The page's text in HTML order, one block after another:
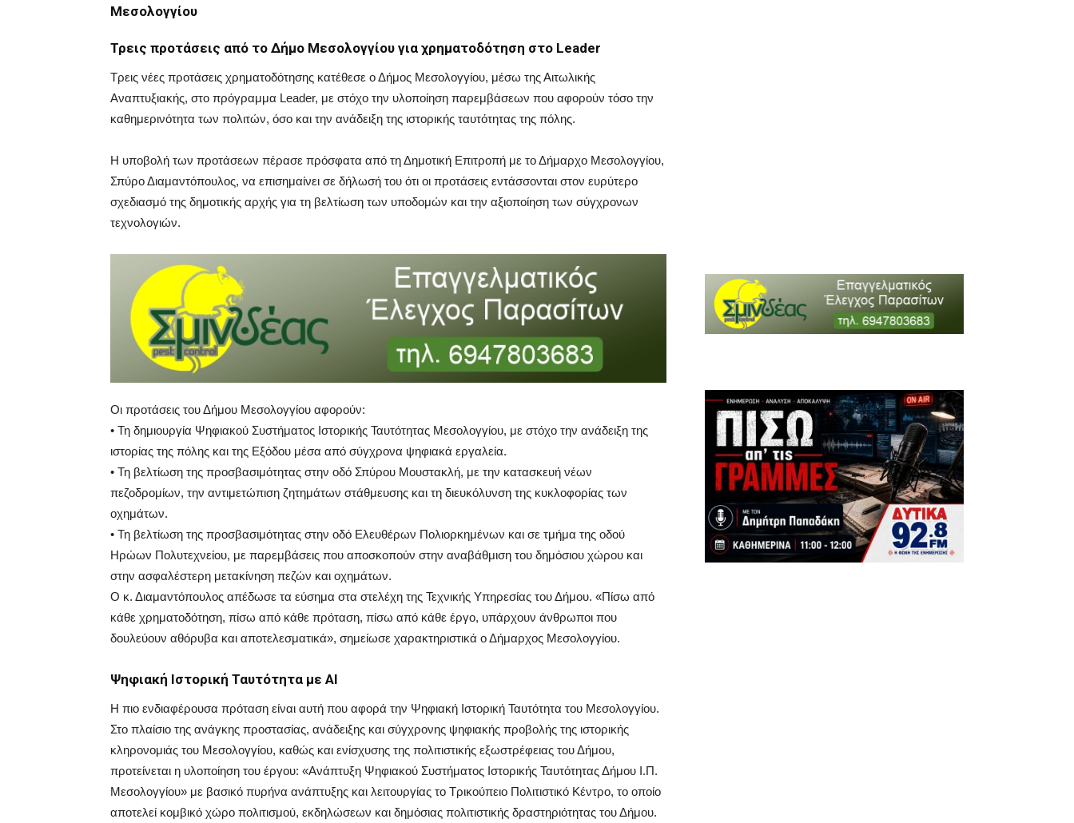
Μεσολογγίου
Τρεις προτάσεις από το Δήμο Μεσολογγίου για χρηματοδότηση στο Leader
Τρεις νέες προτάσεις χρηματοδότησης κατέθεσε ο Δήμος Μεσολογγίου, μέσω της Αιτωλικής
Αναπτυξιακής, στο πρόγραμμα Leader, με στόχο την υλοποίηση παρεμβάσεων που αφορούν τόσο την
καθημερινότητα των πολιτών, όσο και την ανάδειξη της ιστορικής ταυτότητας της πόλης.
Η υποβολή των προτάσεων πέρασε πρόσφατα από τη Δημοτική Επιτροπή με το Δήμαρχο Μεσολογγίου,
Σπύρο Διαμαντόπουλος, να επισημαίνει σε δήλωσή του ότι οι προτάσεις εντάσσονται στον ευρύτερο
σχεδιασμό της δημοτικής αρχής για τη βελτίωση των υποδομών και την αξιοποίηση των σύγχρονων
τεχνολογιών.
Οι προτάσεις του Δήμου Μεσολογγίου αφορούν:
• Τη δημιουργία Ψηφιακού Συστήματος Ιστορικής Ταυτότητας Μεσολογγίου, με στόχο την ανάδειξη της
ιστορίας της πόλης και της Εξόδου μέσα από σύγχρονα ψηφιακά εργαλεία.
• Τη βελτίωση της προσβασιμότητας στην οδό Σπύρου Μουστακλή, με την κατασκευή νέων
πεζοδρομίων, την αντιμετώπιση ζητημάτων στάθμευσης και τη διευκόλυνση της κυκλοφορίας των
οχημάτων.
• Τη βελτίωση της προσβασιμότητας στην οδό Ελευθέρων Πολιορκημένων και σε τμήμα της οδού
Ηρώων Πολυτεχνείου, με παρεμβάσεις που αποσκοπούν στην αναβάθμιση του δημόσιου χώρου και
στην ασφαλέστερη μετακίνηση πεζών και οχημάτων.
Ο κ. Διαμαντόπουλος απέδωσε τα εύσημα στα στελέχη της Τεχνικής Υπηρεσίας του Δήμου. «Πίσω από
κάθε χρηματοδότηση, πίσω από κάθε πρόταση, πίσω από κάθε έργο, υπάρχουν άνθρωποι που
δουλεύουν αθόρυβα και αποτελεσματικά», σημείωσε χαρακτηριστικά ο Δήμαρχος Μεσολογγίου.
Ψηφιακή Ιστορική Ταυτότητα με ΑΙ
H πιο ενδιαφέρουσα πρόταση είναι αυτή που αφορά την Ψηφιακή Ιστορική Ταυτότητα του Μεσολογγίου.
Στο πλαίσιο της ανάγκης προστασίας, ανάδειξης και σύγχρονης ψηφιακής προβολής της ιστορικής
κληρονομιάς του Μεσολογγίου, καθώς και ενίσχυσης της πολιτιστικής εξωστρέφειας του Δήμου,
προτείνεται η υλοποίηση του έργου: «Ανάπτυξη Ψηφιακού Συστήματος Ιστορικής Ταυτότητας Δήμου Ι.Π.
Μεσολογγίου» με βασικό πυρήνα ανάπτυξης και λειτουργίας το Τρικούπειο Πολιτιστικό Κέντρο, το οποίο
αποτελεί κομβικό χώρο πολιτισμού, εκδηλώσεων και δημόσιας πολιτιστικής δραστηριότητας του Δήμου.